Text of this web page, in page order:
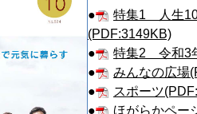
●
特集1 人生
(PDF:3149KB)
●
特集2 令和3
●
みんなの広場
●
スポーツ
●
ほがらかペー